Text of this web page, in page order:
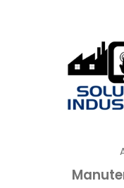
A
Os
Sem